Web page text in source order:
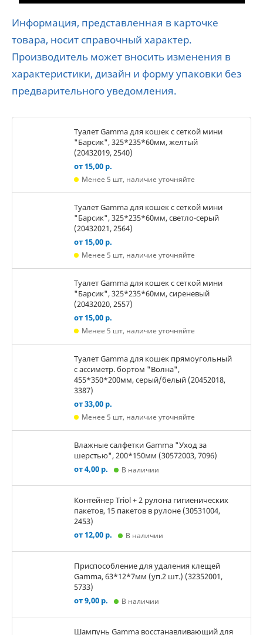
Информация, представленная в карточке
товара, носит справочный характер.
Производитель может вносить изменения в
характеристики, дизайн и форму упаковки без
предварительного уведомления.
Туалет Gamma для кошек c сеткой мини
"Барсик", 325*235*60мм, желтый
(20432019, 2540)
от 15,00 р.
Менее 5 шт, наличие уточняйте
Туалет Gamma для кошек c сеткой мини
"Барсик", 325*235*60мм, светло-серый
(20432021, 2564)
от 15,00 р.
Менее 5 шт, наличие уточняйте
Туалет Gamma для кошек c сеткой мини
"Барсик", 325*235*60мм, сиреневый
(20432020, 2557)
от 15,00 р.
Менее 5 шт, наличие уточняйте
Туалет Gamma для кошек прямоугольный
с ассиметр. бортом "Волна",
455*350*200мм, серый/белый (20452018,
3387)
от 33,00 р.
Менее 5 шт, наличие уточняйте
Влажные салфетки Gamma "Уход за
шерстью", 200*150мм (30572003, 7096)
от 4,00 р.
В наличии
Контейнер Triol + 2 рулона гигиенических
пакетов, 15 пакетов в рулоне (30531004,
2453)
от 12,00 р.
В наличии
Приспособление для удаления клещей
Gamma, 63*12*7мм (уп.2 шт.) (32352001,
5733)
от 9,00 р.
В наличии
Шампунь Gamma восстанавливающий для